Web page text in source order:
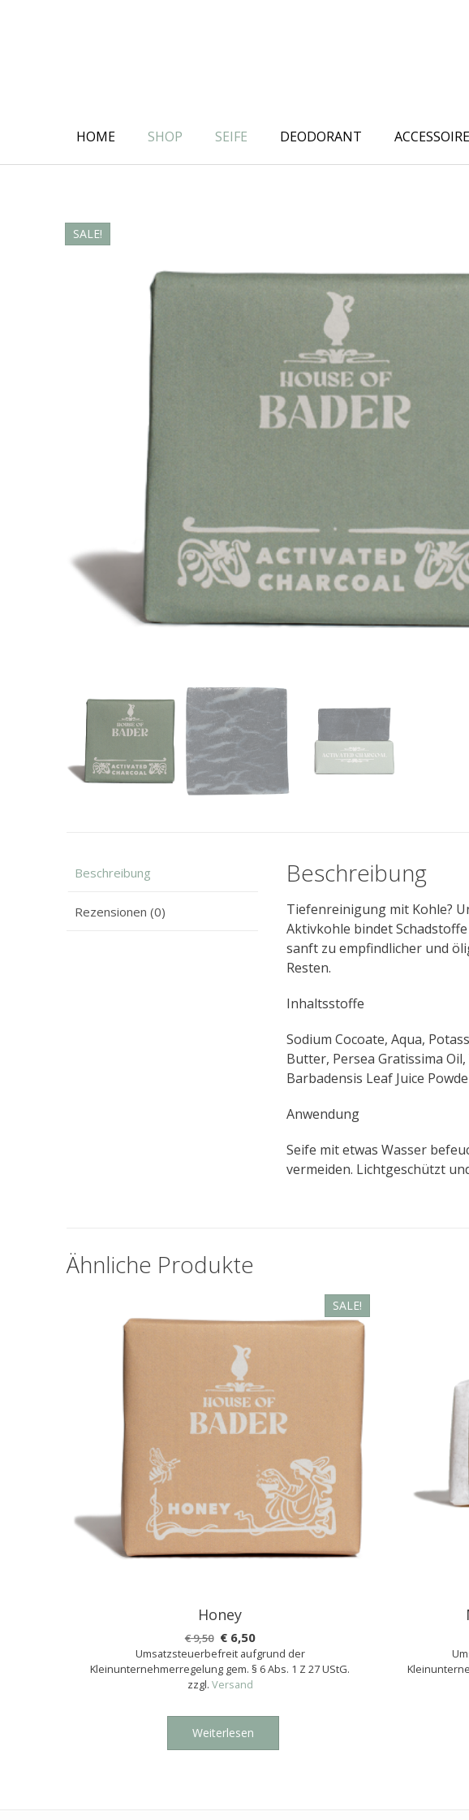
HOME SHOP SEIFE DEODORANT
SALE!
Beschreibung
Rezensionen (0)
Beschreibung
Tiefenreinigung mit Kohle?
Aktivkohle bindet
sanft zu empfindlicher und
Resten.
Inhaltsstoffe
Sodium Cocoate, Aqua,
Butter, Persea Gratissima
Barbadensis Leaf Juice
Anwendung
Seife mit etwas Wasser
vermeiden. Lichtgeschützt
Ähnliche Produkte
SALE!
Honey
€9,50 Ursprünglicher
Preis
war:
€ 9,50
€6,50Aktueller
Preis
ist:
Umsatzsteuerbefreit aufgrund der
Kleinunternehmerregelung gem. § 6 Abs. 1 Z 27 UStG.
zzgl. Versand
Weiterlesen